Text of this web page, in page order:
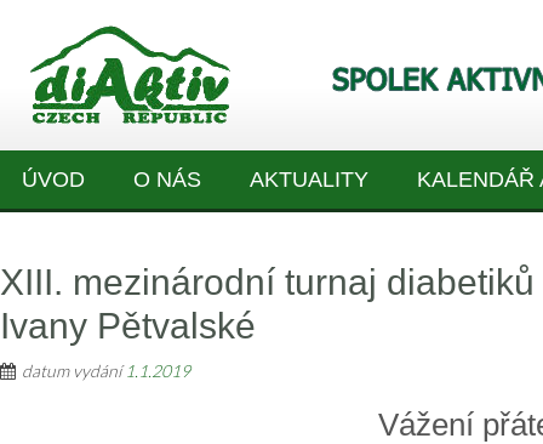
ÚVOD O NÁS AKTUALITY KALENDÁŘ
XIII. mezinárodní turnaj
Ivany Pětvalské
datum vydání1.1.2019
Vážení